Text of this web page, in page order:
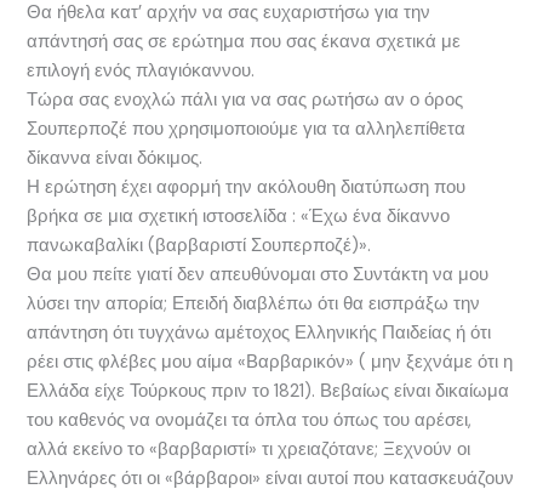
Θα ήθελα κατ’ αρχήν να σας ευχαριστήσω για την
απάντησή σας σε ερώτημα που σας έκανα σχετικά με
επιλογή ενός πλαγιόκαννου.
Τώρα σας ενοχλώ πάλι για να σας ρωτήσω αν ο όρος
Σουπερποζέ που χρησιμοποιούμε για τα αλληλεπίθετα
δίκαννα είναι δόκιμος.
Η ερώτηση έχει αφορμή την ακόλουθη διατύπωση που
βρήκα σε μια σχετική ιστοσελίδα : «Έχω ένα δίκαννο
πανωκαβαλίκι (βαρβαριστί Σουπερποζέ)».
Θα μου πείτε γιατί δεν απευθύνομαι στο Συντάκτη να μου
λύσει την απορία; Επειδή διαβλέπω ότι θα εισπράξω την
απάντηση ότι τυγχάνω αμέτοχος Ελληνικής Παιδείας ή ότι
ρέει στις φλέβες μου αίμα «Βαρβαρικόν» ( μην ξεχνάμε ότι η
Ελλάδα είχε Τούρκους πριν το 1821). Βεβαίως είναι δικαίωμα
του καθενός να ονομάζει τα όπλα του όπως του αρέσει,
αλλά εκείνο το «βαρβαριστί» τι χρειαζότανε; Ξεχνούν οι
Ελληνάρες ότι οι «βάρβαροι» είναι αυτοί που κατασκευάζουν